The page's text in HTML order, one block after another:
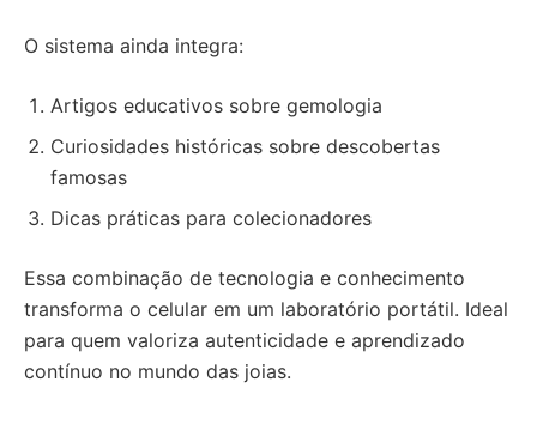
O sistema ainda integra:
Artigos educativos sobre gemologia
Curiosidades históricas sobre descobertas
famosas
Dicas práticas para colecionadores
Essa combinação de tecnologia e conhecimento
transforma o celular em um laboratório portátil. Ideal
para quem valoriza autenticidade e aprendizado
contínuo no mundo das joias.